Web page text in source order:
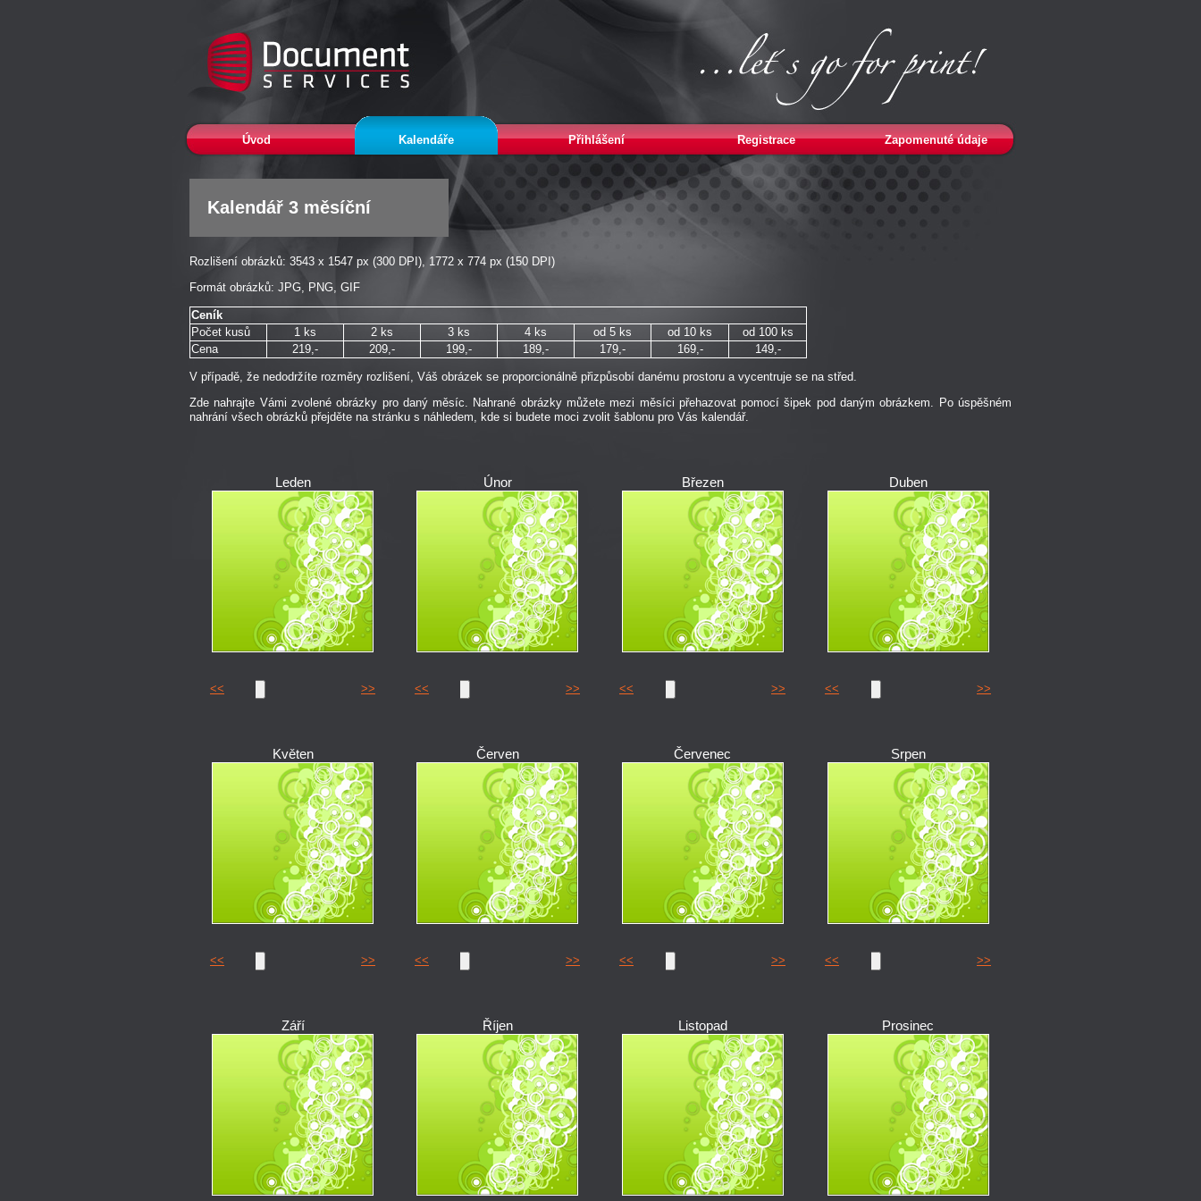
Kalendář 3 měsíční
Rozlišení obrázků: 3543 x 1547 px (300 DPI), 1772 x 774 px (150 DPI)
Formát obrázků: JPG, PNG, GIF
Ceník
Počet kusů
1 ks 2 ks 3 ks 4 ks od 5 ks od 10 ks
od 100 ks
Cena
219,- 209,- 199,- 189,- 179,- 169,- 149,-
V případě, že nedodržíte rozměry rozlišení, Váš obrázek se proporcionálně přizpůsobí danému prostoru a vycentruje se na střed.
Zde nahrajte Vámi zvolené obrázky pro daný měsíc. Nahrané obrázky můžete mezi měsíci přehazovat pomocí šipek pod daným obrázkem. Po úspěšném
nahrání všech obrázků přejděte na stránku s náhledem, kde si budete moci zvolit šablonu pro Vás kalendář.
Leden
<< >>
Únor
<< >>
Březen
<< >>
Duben
<< >>
Květen
<< >>
Červen
<< >>
Červenec
<< >>
Srpen
<< >>
Září Říjen Listopad Prosinec
Úvod Kalendáře Přihlášení Registrace Zapomenuté údaje